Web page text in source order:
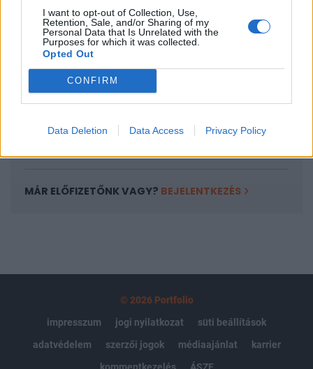
I want to opt-out of Collection, Use,
Retention, Sale, and/or Sharing of my
Personal Data that Is Unrelated with the
Purposes for which it was collected.
Opted Out
CONFIRM
Data Deletion Data Access Privacy Policy
tartozik, melynek olvasása előfizetéses
regisztrációhoz kötött.
Az előfizetés a következőket tartalmazza:
Portfolio.hu teljes cikkarchívum
Kötéslisták: BÉT elmúlt 2 év napon belüli
kötéslistái
MÁR ELŐFIZETŐNK VAGY? BEJELENTKEZÉS
© 2026 Portfolio
impresszum
jogi nyilatkozat
süti beállítások
adatvédelem
szerzői jogok médiaajánlat
karrier
kommentkezelés
ÁSZF